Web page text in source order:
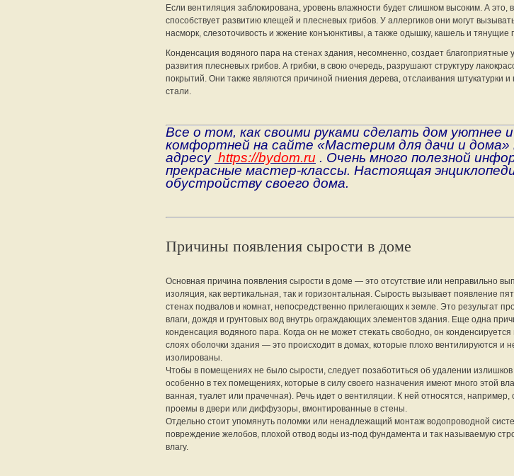
Если вентиляция заблокирована, уровень влажности будет слишком высоким. А это,
способствует развитию клещей и плесневых грибов. У аллергиков они могут
насморк, слезоточивость и жжение конъюнктивы, а также одышку, кашель и тянущие
Конденсация водяного пара на стенах здания, несомненно, создает благоприятные
развития плесневых грибов. А грибки, в свою очередь, разрушают структуру
покрытий. Они также являются причиной гниения дерева, отслаивания штукатурки и
стали.
Все о том, как своими руками сделать дом уютнее и
комфортней на сайте «Мастерим для дачи и дома»
адресу https://bydom.ru . Очень много полезной
прекрасные мастер-классы. Настоящая
обустройству своего дома.
Причины появления сырости в доме
Основная причина появления сырости в доме — это отсутствие или неправильно
изоляция, как вертикальная, так и горизонтальная. Сырость вызывает появление
стенах подвалов и комнат, непосредственно прилегающих к земле. Это результат
влаги, дождя и грунтовых вод внутрь ограждающих элементов здания. Еще одна
конденсация водяного пара. Когда он не может стекать свободно, он
слоях оболочки здания — это происходит в домах, которые плохо вентилируются и
изолированы.
Чтобы в помещениях не было сырости, следует позаботиться об удалении излишков
особенно в тех помещениях, которые в силу своего назначения имеют много этой
ванная, туалет или прачечная). Речь идет о вентиляции. К ней относятся, например,
проемы в двери или диффузоры, вмонтированные в стены.
Отдельно стоит упомянуть поломки или ненадлежащий монтаж водопроводной
повреждение желобов, плохой отвод воды из-под фундамента и так называемую
влагу.